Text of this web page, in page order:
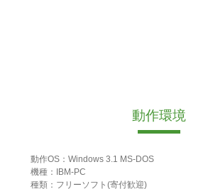
動作環境
動作OS：Windows 3.1 MS-DOS
機種：IBM-PC
種類：フリーソフト(寄付歓迎)